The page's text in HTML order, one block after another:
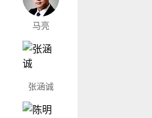
马亮
张涵诚